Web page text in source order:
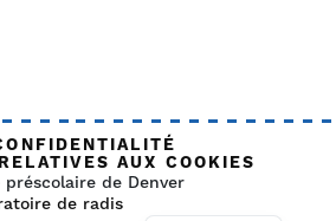
AUX COOKIES
de Denver
de radis